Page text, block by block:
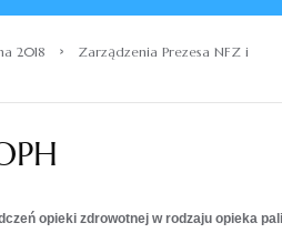
2018 ›
Zarządzenia Prezesa NFZ i
opieki zdrowotnej w rodzaju opieka